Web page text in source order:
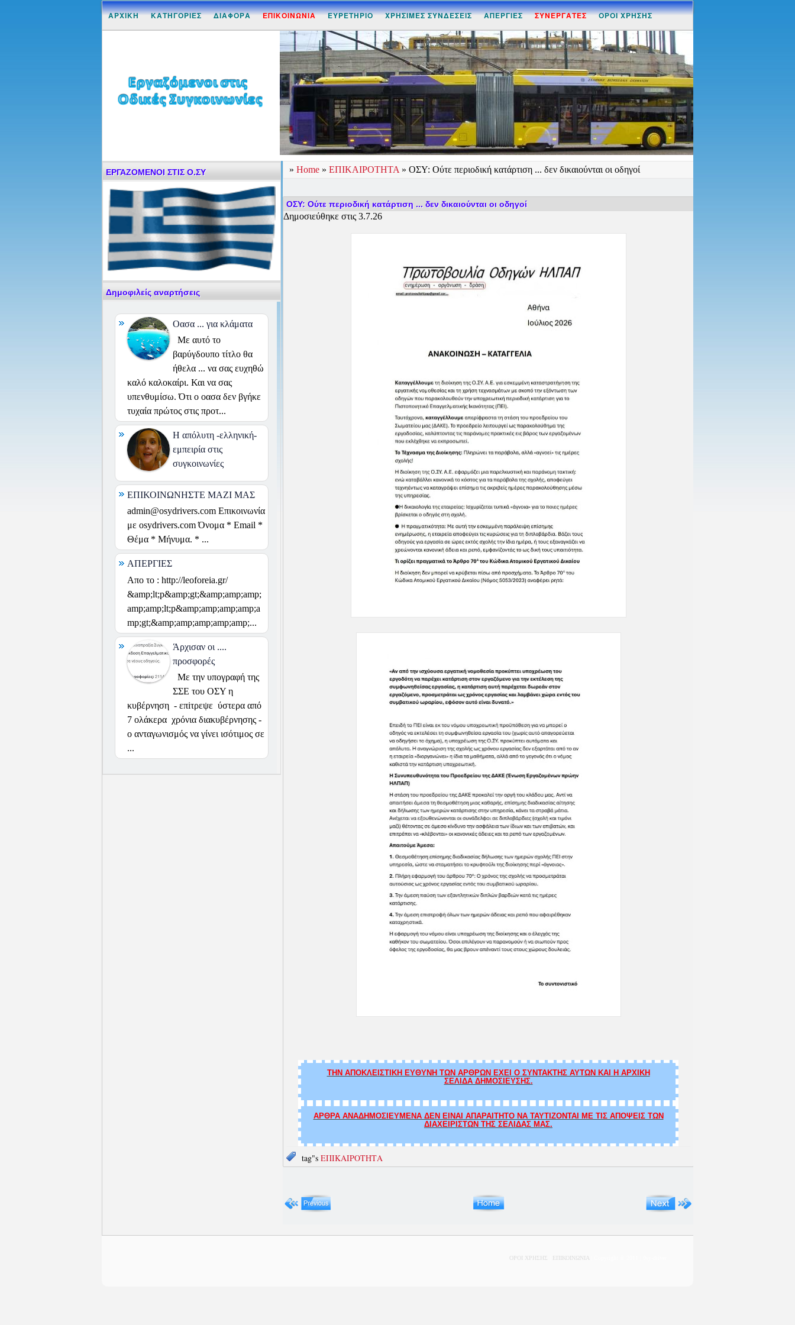
ΑΡΧΙΚΗ ΚΑΤΗΓΟΡΙΕΣ ΔΙΑΦΟΡΑ ΕΠΙΚΟΙΝΩΝΙΑ ΕΥΡΕΤΗΡΙΟ ΧΡΗΣΙΜΕΣ ΣΥΝΔΕΣΕΙΣ ΑΠΕΡΓΙΕΣ ΣΥΝΕΡΓΑΤΕΣ ΟΡΟΙ ΧΡΗΣΗΣ
» Home » ΕΠΙΚΑΙΡΟΤΗΤΑ » ΟΣΥ: Ούτε περιοδική κατάρτιση ... δεν δικαιούνται οι οδηγοί
ΟΣΥ: Ούτε περιοδική κατάρτιση ... δεν δικαιούνται οι οδηγοί
Δημοσιεύθηκε στις 3.7.26
ΤΗΝ ΑΠΟΚΛΕΙΣΤΙΚΗ ΕΥΘΥΝΗ ΤΩΝ ΑΡΘΡΩΝ ΕΧΕΙ Ο ΣΥΝΤΑΚΤΗΣ ΑΥΤΩΝ ΚΑΙ Η ΑΡΧΙΚΗ
ΣΕΛΙΔΑ ΔΗΜΟΣΙΕΥΣΗΣ.
ΑΡΘΡΑ ΑΝΑΔΗΜΟΣΙΕΥΜΕΝΑ ΔΕΝ ΕΙΝΑΙ ΑΠΑΡΑΙΤΗΤΟ ΝΑ ΤΑΥΤΙΖΟΝΤΑΙ ΜΕ ΤΙΣ ΑΠΟΨΕΙΣ ΤΩΝ
ΔΙΑΧΕΙΡΙΣΤΩΝ ΤΗΣ ΣΕΛΙΔΑΣ ΜΑΣ.
tag"s ΕΠΙΚΑΙΡΟΤΗΤΑ
ΕΡΓΑΖΟΜΕΝΟΙ ΣΤΙΣ Ο.ΣΥ
Δημοφιλείς αναρτήσεις
Οασα ... για κλάματα
Με αυτό το
βαρύγδουπο τίτλο θα
ήθελα ... να σας ευχηθώ
καλό καλοκαίρι. Και να σας
υπενθυμίσω. Ότι ο οασα δεν βγήκε
τυχαία πρώτος στις προτ...
H απόλυτη -ελληνική-
εμπειρία στις
συγκοινωνίες
ΕΠΙΚΟΙΝΩΝΗΣΤΕ ΜΑΖΙ ΜΑΣ
admin@osydrivers.com Επικοινωνία
με osydrivers.com Όνομα * Email *
Θέμα * Μήνυμα. * ...
ΑΠΕΡΓΙΕΣ
Απο το : http://leoforeia.gr/
&amp;lt;p&amp;gt;&amp;amp;amp;
amp;amp;lt;p&amp;amp;amp;amp;a
mp;gt;&amp;amp;amp;amp;amp;...
Άρχισαν οι ....
προσφορές
Με την υπογραφή της
ΣΣΕ του ΟΣΥ η
κυβέρνηση - επiτρεψε ύστερα από
7 ολάκερα χρόνια διακυβέρνησης -
ο ανταγωνισμός να γίνει ισότιμος σε
...
ΟΡΟΙ ΧΡΗΣΗΣ ΕΠΙΚΟΙΝΩΝΙΑ